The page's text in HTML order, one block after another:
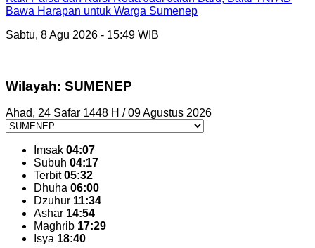
Bawa Harapan untuk Warga Sumenep
Sabtu, 8 Agu 2026 - 15:49 WIB
Wilayah: SUMENEP
Ahad, 24 Safar 1448 H / 09 Agustus 2026
Imsak 04:07
Subuh 04:17
Terbit05:32
Dhuha 06:00
Dzuhur 11:34
Ashar 14:54
Maghrib 17:29
Isya 18:40